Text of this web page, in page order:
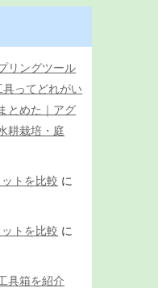
リングツール
ってどれがい
とめた｜アグ
耕栽培・庭
トを比較 に
トを比較 に
具箱を紹介